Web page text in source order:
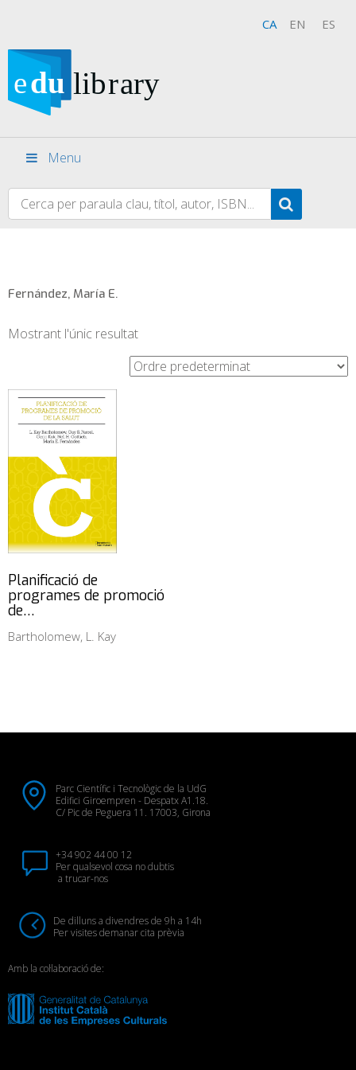
CA EN ES
Menu
Fernández, María E.
Mostrant l'únic resultat
Planificació de
programes de promoció
de…
Bartholomew, L. Kay
Parc Científic i Tecnològic de la UdG
Edifici Giroempren - Despatx A1.18.
C/ Pic de Peguera 11. 17003, Girona
+34 902 44 00 12
Per qualsevol cosa no dubtis
a trucar-nos
De dilluns a divendres de 9h a 14h
Per visites demanar cita prèvia
Amb la col·laboració de: